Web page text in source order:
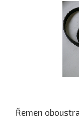
Řemen